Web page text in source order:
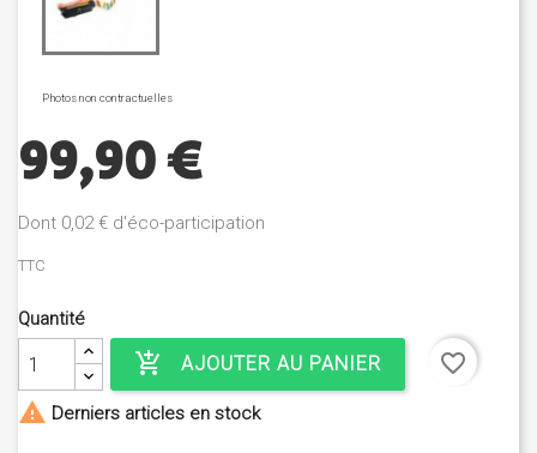
Photos non contractuelles
99,90 €
Dont 0,02 € d'éco-participation
TTC
Quantité
add_shopping_cart AJOUTER AU PANIER
favorite_border
 Derniers articles en stock